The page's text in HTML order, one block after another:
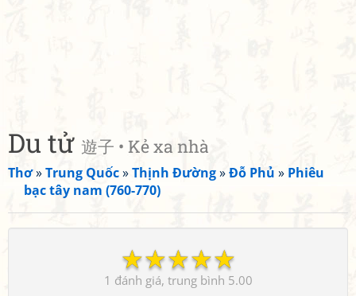
Du tử 遊子 • Kẻ xa nhà
Thơ»Trung Quốc»Thịnh Đường»Đỗ Phủ » Phiêu
bạc tây nam (760-770)
☆
☆
☆
☆
☆
1 5.00